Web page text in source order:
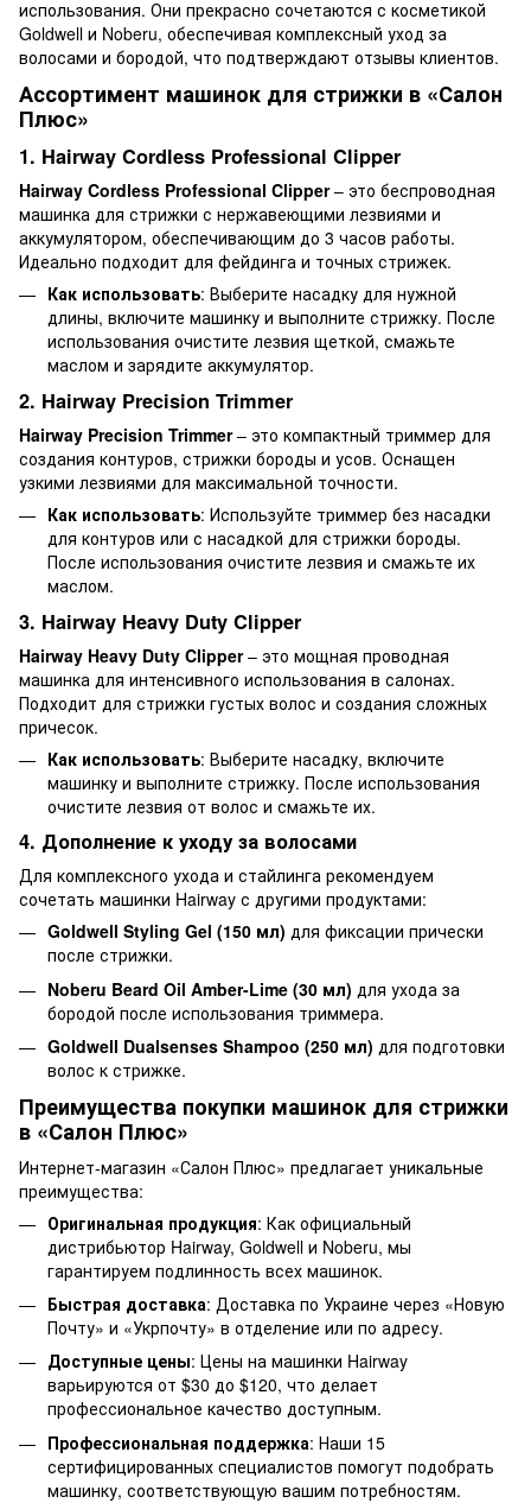
использования. Они прекрасно сочетаются с косметикой
Goldwell и Noberu, обеспечивая комплексный уход за
волосами и бородой, что подтверждают отзывы клиентов.
Ассортимент машинок для стрижки в «Салон
Плюс»
1. Hairway Cordless Professional Clipper
Hairway Cordless Professional Clipper– это беспроводная
машинка для стрижки с нержавеющими лезвиями и
аккумулятором, обеспечивающим до 3 часов работы.
Идеально подходит для фейдинга и точных стрижек.
Как использовать: Выберите насадку для нужной
длины, включите машинку и выполните стрижку. После
использования очистите лезвия щеткой, смажьте
маслом и зарядите аккумулятор.
2. Hairway Precision Trimmer
Hairway Precision Trimmer– это компактный триммер для
создания контуров, стрижки бороды и усов. Оснащен
узкими лезвиями для максимальной точности.
Как использовать: Используйте триммер без насадки
для контуров или с насадкой для стрижки бороды.
После использования очистите лезвия и смажьте их
маслом.
3. Hairway Heavy Duty Clipper
Hairway Heavy Duty Clipper– это мощная проводная
машинка для интенсивного использования в салонах.
Подходит для стрижки густых волос и создания сложных
причесок.
Как использовать: Выберите насадку, включите
машинку и выполните стрижку. После использования
очистите лезвия от волос и смажьте их.
4. Дополнение к уходу за волосами
Для комплексного ухода и стайлинга рекомендуем
сочетать машинки Hairway с другими продуктами:
Goldwell Styling Gel (150 мл) для фиксации прически
после стрижки.
Noberu Beard Oil Amber-Lime (30 мл) для ухода за
бородой после использования триммера.
Goldwell Dualsenses Shampoo (250 мл) для подготовки
волос к стрижке.
Преимущества покупки машинок для стрижки
в «Салон Плюс»
Интернет-магазин «Салон Плюс» предлагает уникальные
преимущества:
Оригинальная продукция: Как официальный
дистрибьютор Hairway, Goldwell и Noberu, мы
гарантируем подлинность всех машинок.
Быстрая доставка: Доставка по Украине через «Новую
Почту» и «Укрпочту» в отделение или по адресу.
Доступные цены: Цены на машинки Hairway
варьируются от $30 до $120, что делает
профессиональное качество доступным.
Профессиональная поддержка: Наши 15
сертифицированных специалистов помогут подобрать
машинку, соответствующую вашим потребностям.